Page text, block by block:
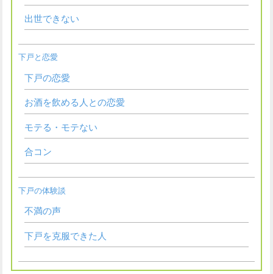
出世できない
下戸と恋愛
下戸の恋愛
お酒を飲める人との恋愛
モテる・モテない
合コン
下戸の体験談
不満の声
下戸を克服できた人